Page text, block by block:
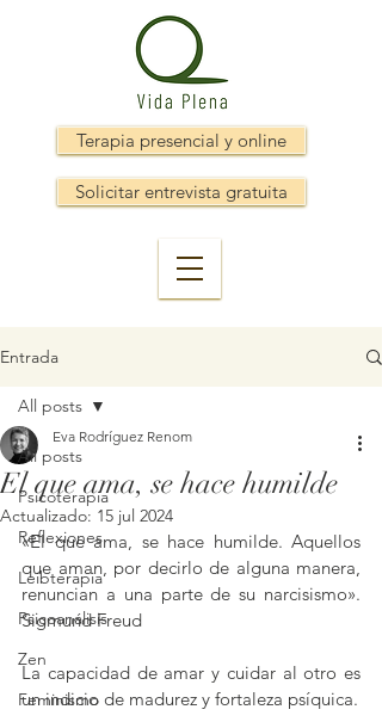
Terapia presencial y online
Solicitar entrevista gratuita
Entrada
All posts
Psicoterapia
Reflexiones
Leibterapia
Psicoanálisis
Zen
Feminismo
All posts
El que ama, se hace humilde
Eva Rodríguez Renom
Actualizado: 15 jul 2024
«El que ama, se hace humilde. Aquellos
que aman, por decirlo de alguna manera,
renuncian a una parte de su narcisismo».
Sigmund Freud
La capacidad de amar y cuidar al otro es
un indicio de madurez y fortaleza psíquica.